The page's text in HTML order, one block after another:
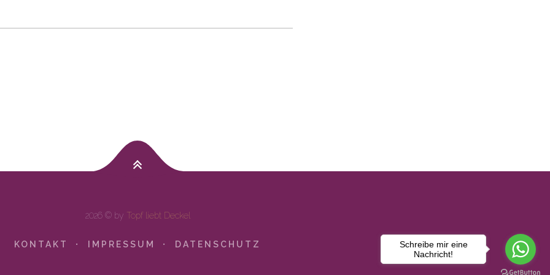
2026 © by Topf liebt Deckel
KONTAKT IMPRESSUM DATENSCHUTZ
Schreibe mir eine
Nachricht!